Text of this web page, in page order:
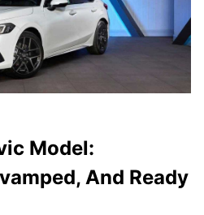
Model:
And Ready